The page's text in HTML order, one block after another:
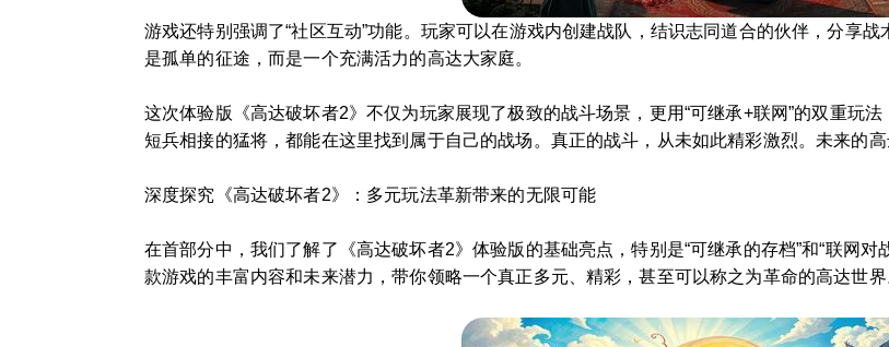
游戏还特别强调了“社区互动”功能。玩家可以在游戏内创建战队，结识志同道合的伙伴，分享
是孤单的征途，而是一个充满活力的高达大家庭。
这次体验版《高达破坏者2》不仅为玩家展现了极致的战斗场景，更用“可继承+联网”的双重玩
短兵相接的猛将，都能在这里找到属于自己的战场。真正的战斗，从未如此精彩激烈。未来的高
深度探究《高达破坏者2》：多元玩法革新带来的无限可能
在首部分中，我们了解了《高达破坏者2》体验版的基础亮点，特别是“可继承的存档”和“联网
款游戏的丰富内容和未来潜力，带你领略一个真正多元、精彩，甚至可以称之为革命的高达世界